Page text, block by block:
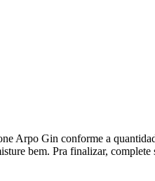
Arpo Gin conforme a
bem. Pra finalizar,